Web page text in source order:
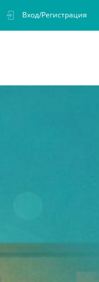
Вход/Регистрация